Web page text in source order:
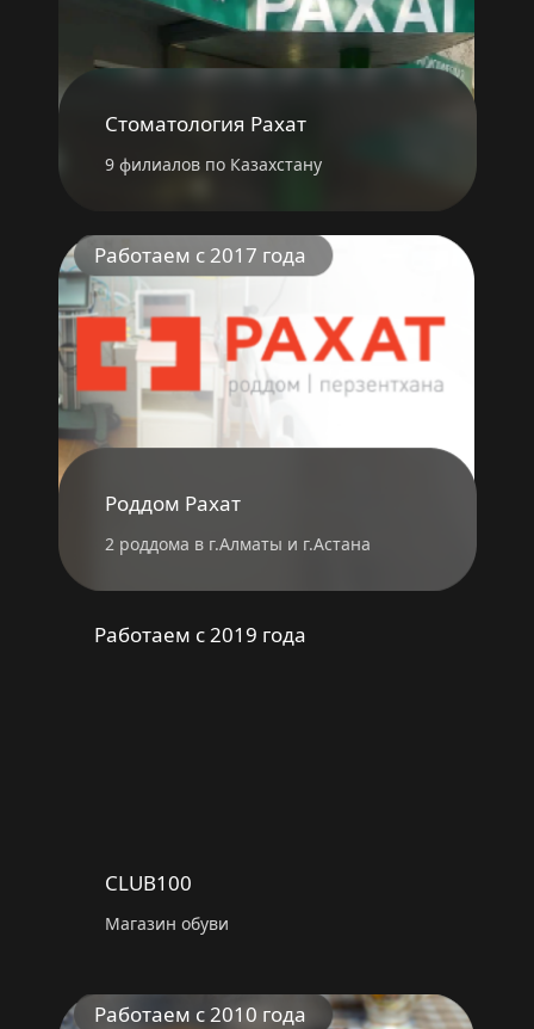
Работаем с 2010 года
Магазин обуви
CLUB100
Работаем с 2019 года
2 роддома в г.Алматы и г.Астана
Роддом Рахат
Работаем с 2017 года
9 филиалов по Казахстану
Стоматология Рахат